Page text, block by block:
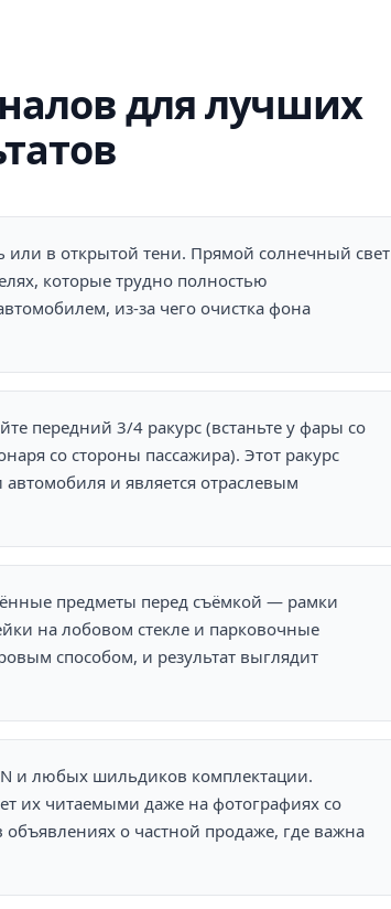
для лучших
в открытой тени. Прямой солнечный свет
которые трудно полностью
из-за чего очистка фона
передний 3/4 ракурс (встаньте у фары со
со стороны пассажира). Этот ракурс
и является отраслевым
предметы перед съёмкой — рамки
на лобовом стекле и парковочные
способом, и результат выглядит
и любых шильдиков комплектации.
их читаемыми даже на фотографиях со
объявлениях о частной продаже, где важна